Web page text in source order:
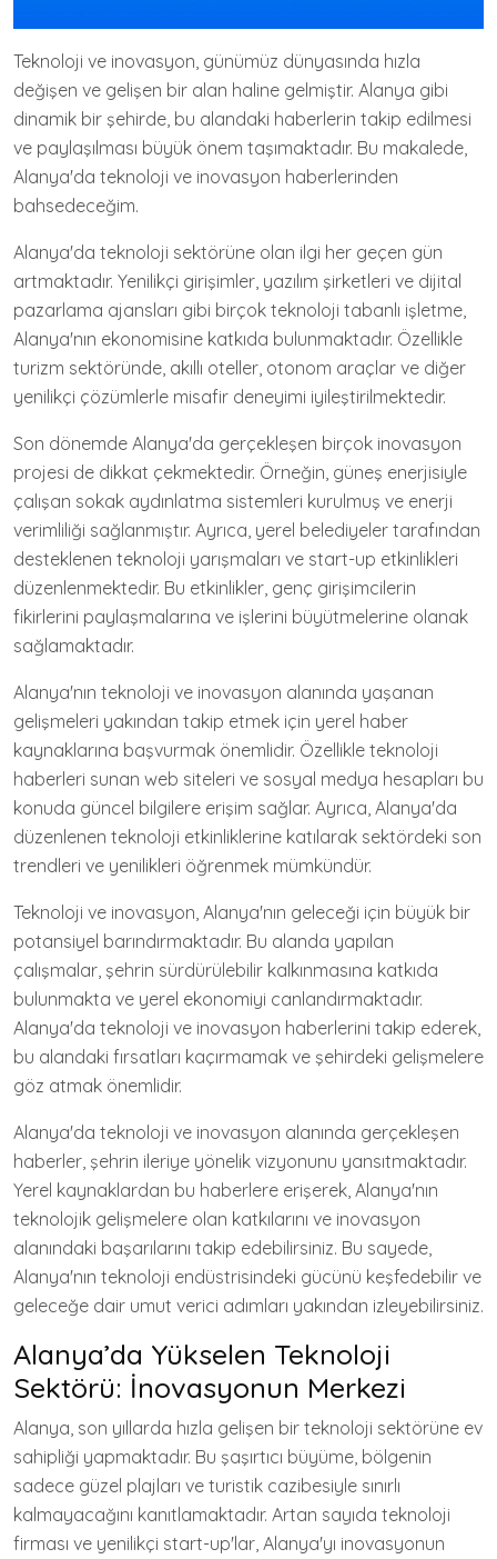
Teknoloji ve inovasyon, günümüz dünyasında hızla
değişen ve gelişen bir alan haline gelmiştir. Alanya gibi
dinamik bir şehirde, bu alandaki haberlerin takip edilmesi
ve paylaşılması büyük önem taşımaktadır. Bu makalede,
Alanya'da teknoloji ve inovasyon haberlerinden
bahsedeceğim.
Alanya'da teknoloji sektörüne olan ilgi her geçen gün
artmaktadır. Yenilikçi girişimler, yazılım şirketleri ve dijital
pazarlama ajansları gibi birçok teknoloji tabanlı işletme,
Alanya'nın ekonomisine katkıda bulunmaktadır. Özellikle
turizm sektöründe, akıllı oteller, otonom araçlar ve diğer
yenilikçi çözümlerle misafir deneyimi iyileştirilmektedir.
Son dönemde Alanya'da gerçekleşen birçok inovasyon
projesi de dikkat çekmektedir. Örneğin, güneş enerjisiyle
çalışan sokak aydınlatma sistemleri kurulmuş ve enerji
verimliliği sağlanmıştır. Ayrıca, yerel belediyeler tarafından
desteklenen teknoloji yarışmaları ve start-up etkinlikleri
düzenlenmektedir. Bu etkinlikler, genç girişimcilerin
fikirlerini paylaşmalarına ve işlerini büyütmelerine olanak
sağlamaktadır.
Alanya'nın teknoloji ve inovasyon alanında yaşanan
gelişmeleri yakından takip etmek için yerel haber
kaynaklarına başvurmak önemlidir. Özellikle teknoloji
haberleri sunan web siteleri ve sosyal medya hesapları bu
konuda güncel bilgilere erişim sağlar. Ayrıca, Alanya'da
düzenlenen teknoloji etkinliklerine katılarak sektördeki son
trendleri ve yenilikleri öğrenmek mümkündür.
Teknoloji ve inovasyon, Alanya'nın geleceği için büyük bir
potansiyel barındırmaktadır. Bu alanda yapılan
çalışmalar, şehrin sürdürülebilir kalkınmasına katkıda
bulunmakta ve yerel ekonomiyi canlandırmaktadır.
Alanya'da teknoloji ve inovasyon haberlerini takip ederek,
bu alandaki fırsatları kaçırmamak ve şehirdeki gelişmelere
göz atmak önemlidir.
Alanya'da teknoloji ve inovasyon alanında gerçekleşen
haberler, şehrin ileriye yönelik vizyonunu yansıtmaktadır.
Yerel kaynaklardan bu haberlere erişerek, Alanya'nın
teknolojik gelişmelere olan katkılarını ve inovasyon
alanındaki başarılarını takip edebilirsiniz. Bu sayede,
Alanya'nın teknoloji endüstrisindeki gücünü keşfedebilir ve
geleceğe dair umut verici adımları yakından izleyebilirsiniz.
Alanya’da Yükselen Teknoloji
Sektörü: İnovasyonun Merkezi
Alanya, son yıllarda hızla gelişen bir teknoloji sektörüne ev
sahipliği yapmaktadır. Bu şaşırtıcı büyüme, bölgenin
sadece güzel plajları ve turistik cazibesiyle sınırlı
kalmayacağını kanıtlamaktadır. Artan sayıda teknoloji
firması ve yenilikçi start-up'lar, Alanya'yı inovasyonun